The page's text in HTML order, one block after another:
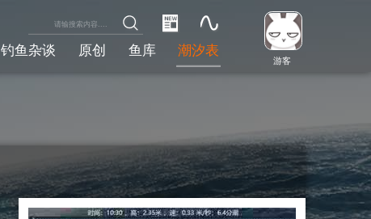
游客
钓鱼杂谈 原创 鱼库 潮汐表